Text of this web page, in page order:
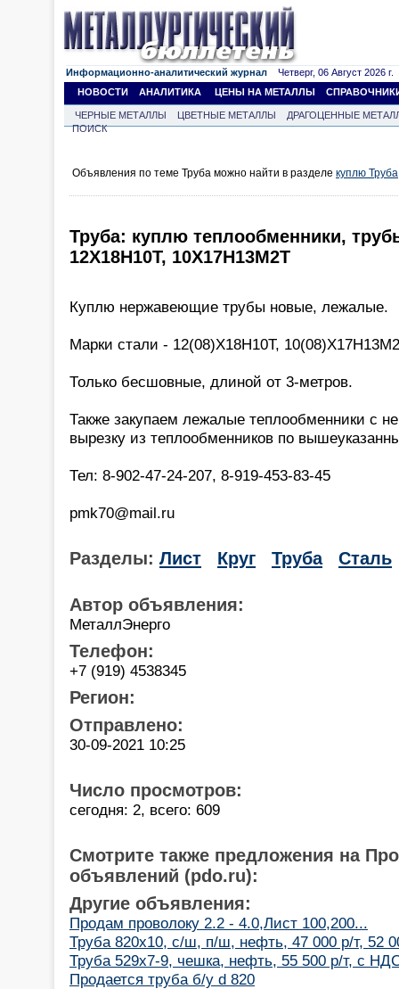
Информационно-аналитический журнал Четверг, 06 Август 2026 г.
НОВОСТИ
АНАЛИТИКА ЦЕНЫ НА МЕТАЛЛЫ
ЧЕРНЫЕ МЕТАЛЛЫ ЦВЕТНЫЕ МЕТАЛЛЫ
ДРАГОЦЕННЫЕ
ПОИСК
Объявления по теме Труба можно найти в разделе куплю Труба
Труба: куплю теплообменники,
12Х18Н10Т, 10Х17Н13М2Т
Куплю нержавеющие трубы новые, лежалые.
Марки стали - 12(08)Х18Н10Т,
Только бесшовные, длиной от 3-метров.
Также закупаем лежалые теплообменники с
вырезку из теплообменников по
Тел: 8-902-47-24-207, 8-919-453-83-45
pmk70@mail.ru
Разделы: Лист Круг Труба Сталь
Автор объявления:
МеталлЭнерго
Телефон:
+7 (919) 4538345
Регион:
Отправлено:
30-09-2021 10:25
Число просмотров:
сегодня: 2, всего: 609
Смотрите также предложения на
объявлений (pdo.ru):
Другие объявления:
Продам проволоку 2.2 - 4.0,Лист 100,200...
Труба 820х10, с/ш, п/ш, нефть, 47 000 р/т, 52
Труба 529х7-9, чешка, нефть, 55 500 р/т, с
Продается труба б/у d 820